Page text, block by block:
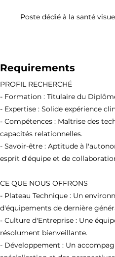
Poste dédié à la santé
Requirements
PROFIL RECHERCHÉ
- Formation : Titulaire du
- Expertise : Solide expérience
- Compétences : Maîtrise des
capacités relationnelles.
- Savoir-être : Aptitude à
esprit d'équipe et de
CE QUE NOUS OFFRONS
- Plateau Technique : Un
d'équipements de dernière
- Culture d'Entreprise : Une
résolument bienveillante.
- Développement : Un